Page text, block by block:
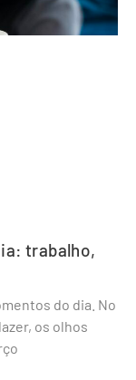
trabalho,
do dia. No
os olhos